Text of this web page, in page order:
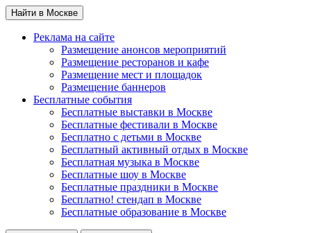
Найти в Москве
Реклама на сайте
Размещение анонсов мероприятий
Размещение ресторанов и кафе
Размещение мест и площадок
Размещение баннеров
Бесплатные события
Бесплатные выставки в Москве
Бесплатные фестивали в Москве
Бесплатно с детьми в Москве
Бесплатный активный отдых в Москве
Бесплатная музыка в Москве
Бесплатные шоу в Москве
Бесплатные праздники в Москве
Бесплатно! стендап в Москве
Бесплатные образование в Москве